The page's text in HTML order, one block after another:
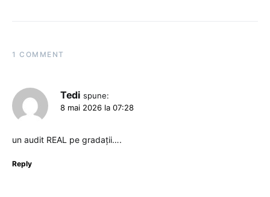
1 COMMENT
Tedi spune:
8 mai 2026 la 07:28
un audit REAL pe gradații….
Reply